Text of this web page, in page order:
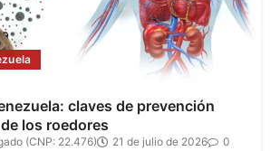
claves de prevención
los roedores
(CNP: 22.476) 21 de julio de 2026 0